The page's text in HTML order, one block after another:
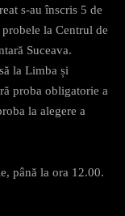
s-au înscris 5 de
la Centrul de
Suceava.
la Limba și
proba obligatorie a
la alegere a
până la ora 12.00.